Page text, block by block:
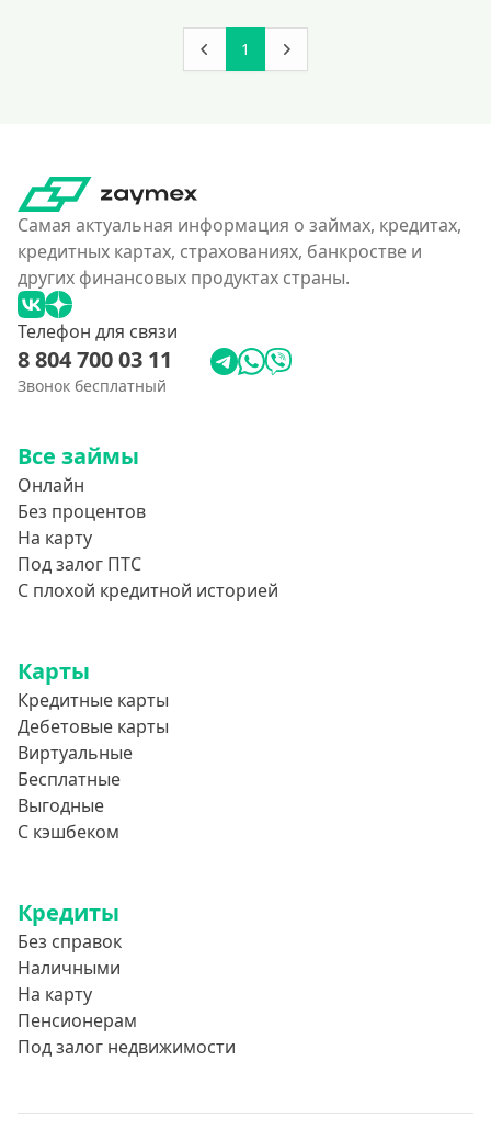
1
Самая актуальная информация о займах, кредитах,
кредитных картах, страхованиях, банкростве и
других финансовых продуктах страны.
Телефон для связи
8 804 700 03 11
Звонок бесплатный
Все займы
Онлайн
Без процентов
На карту
Под залог ПТС
С плохой кредитной историей
Карты
Кредитные карты
Дебетовые карты
Виртуальные
Бесплатные
Выгодные
С кэшбеком
Кредиты
Без справок
Наличными
На карту
Пенсионерам
Под залог недвижимости